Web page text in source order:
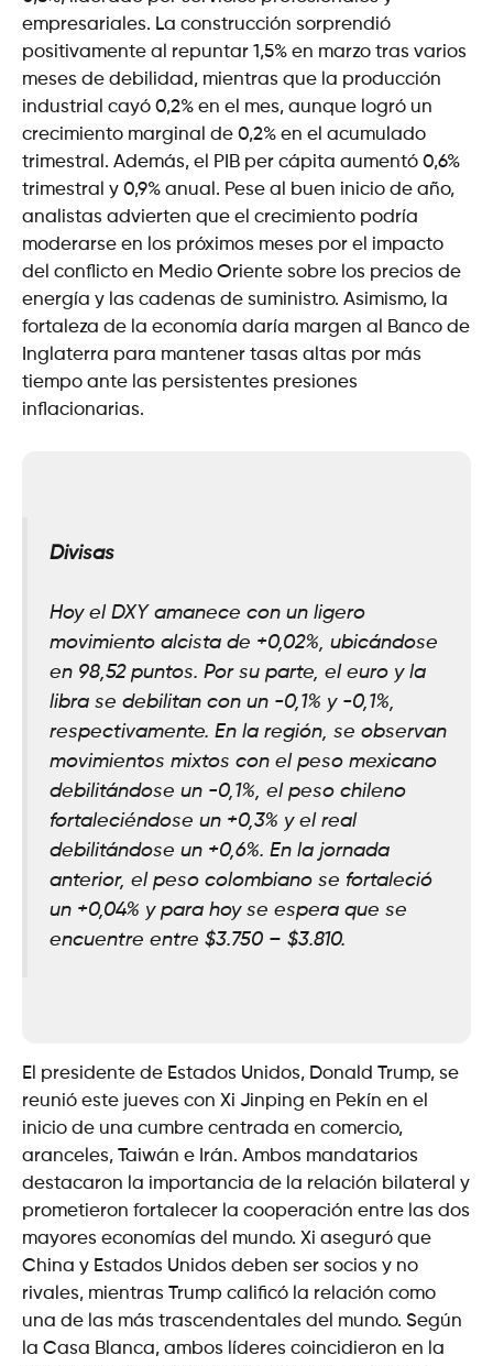
empresariales. La construcción sorprendió
positivamente al repuntar 1,5% en marzo tras varios
meses de debilidad, mientras que la producción
industrial cayó 0,2% en el mes, aunque logró un
crecimiento marginal de 0,2% en el acumulado
trimestral. Además, el PIB per cápita aumentó 0,6%
trimestral y 0,9% anual. Pese al buen inicio de año,
analistas advierten que el crecimiento podría
moderarse en los próximos meses por el impacto
del conflicto en Medio Oriente sobre los precios de
energía y las cadenas de suministro. Asimismo, la
fortaleza de la economía daría margen al Banco de
Inglaterra para mantener tasas altas por más
tiempo ante las persistentes presiones
inflacionarias.
Divisas
Hoy el DXY amanece con un ligero
movimiento alcista de +0,02%, ubicándose
en 98,52 puntos. Por su parte, el euro y la
libra se debilitan con un -0,1% y -0,1%,
respectivamente. En la región, se observan
movimientos mixtos con el peso mexicano
debilitándose un -0,1%, el peso chileno
fortaleciéndose un +0,3% y el real
debilitándose un +0,6%. En la jornada
anterior, el peso colombiano se fortaleció
un +0,04% y para hoy se espera que se
encuentre entre $3.750 – $3.810.
El presidente de Estados Unidos, Donald Trump, se
reunió este jueves con Xi Jinping en Pekín en el
inicio de una cumbre centrada en comercio,
aranceles, Taiwán e Irán. Ambos mandatarios
destacaron la importancia de la relación bilateral y
prometieron fortalecer la cooperación entre las dos
mayores economías del mundo. Xi aseguró que
China y Estados Unidos deben ser socios y no
rivales, mientras Trump calificó la relación como
una de las más trascendentales del mundo. Según
la Casa Blanca, ambos líderes coincidieron en la